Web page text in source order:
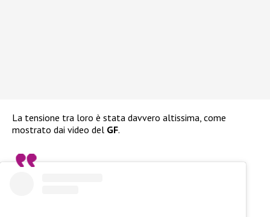
La tensione tra loro è stata davvero altissima, come
mostrato dai video del GF.